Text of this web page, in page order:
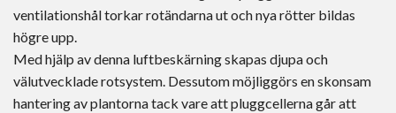
ventilationshål torkar rotändarna ut och nya rötter bildas
högre upp.
Med hjälp av denna luftbeskärning skapas djupa och
välutvecklade rotsystem. Dessutom möjliggörs en skonsam
hantering av plantorna tack vare att pluggcellerna går att